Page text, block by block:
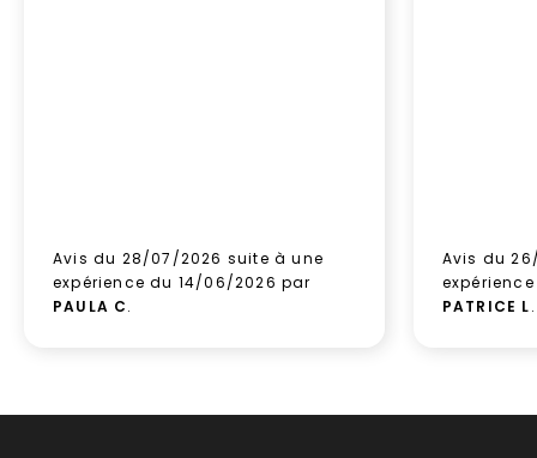
Avis du 28/07/2026 suite à une
expérience du 14/06/2026 par
PAULA C.
Avis du
PATRICE L.